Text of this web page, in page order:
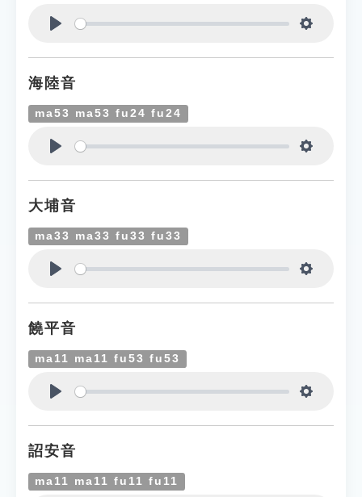
海陸音
ma53 ma53 fu24 fu24
大埔音
ma33 ma33 fu33 fu33
饒平音
ma11 ma11 fu53 fu53
詔安音
ma11 ma11 fu11 fu11